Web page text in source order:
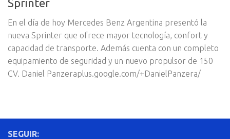
Sprinter
En el día de hoy Mercedes Benz Argentina presentó la
nueva Sprinter que ofrece mayor tecnología, confort y
capacidad de transporte. Además cuenta con un completo
equipamiento de seguridad y un nuevo propulsor de 150
CV. Daniel Panzeraplus.google.com/+DanielPanzera/
SEGUIR: